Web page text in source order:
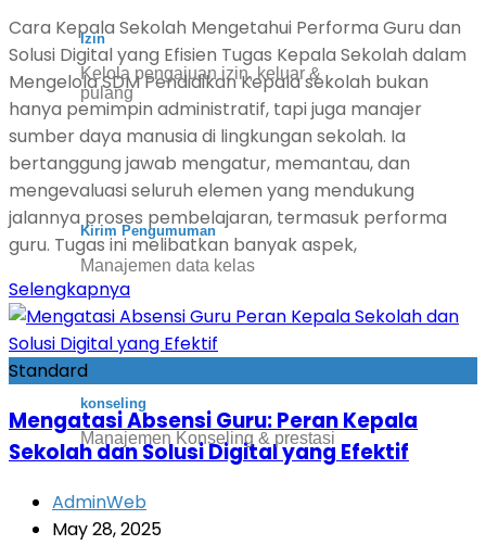
Izin
Kelola pengajuan izin, keluar &
pulang
Kirim Pengumuman
Manajemen data kelas
konseling
Manajemen Konseling & prestasi
Cara Kepala Sekolah Mengetahui Performa Guru dan
Solusi Digital yang Efisien Tugas Kepala Sekolah dalam
Mengelola SDM Pendidikan Kepala sekolah bukan
hanya pemimpin administratif, tapi juga manajer
sumber daya manusia di lingkungan sekolah. Ia
bertanggung jawab mengatur, memantau, dan
mengevaluasi seluruh elemen yang mendukung
jalannya proses pembelajaran, termasuk performa
guru. Tugas ini melibatkan banyak aspek,
Selengkapnya
Standard
Mengatasi Absensi Guru: Peran Kepala
Sekolah dan Solusi Digital yang Efektif
AdminWeb
May 28, 2025